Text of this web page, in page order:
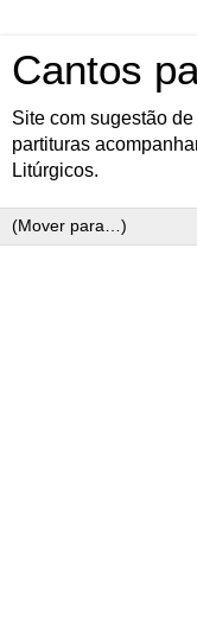
Cantos
Site com sugestão
partituras
Litúrgicos.